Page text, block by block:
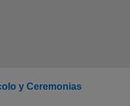
y Ceremonias